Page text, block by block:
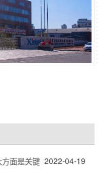
面是关键 2022-04-19